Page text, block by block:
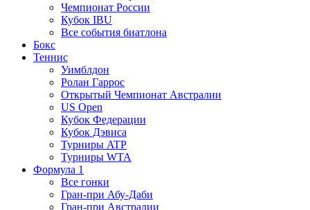
Чемпионат России
Кубок IBU
Все события биатлона
Бокс
Теннис
Уимблдон
Ролан Гаррос
Открытый Чемпионат Австралии
US Open
Кубок Федерации
Кубок Дэвиса
Турниры ATP
Турниры WTA
Формула 1
Все гонки
Гран-при Абу-Даби
Гран-при Австралии